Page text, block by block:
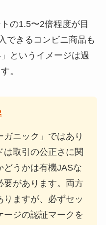
の1.5〜2倍程度が目
できるコンビニ商品も
というイメージは過
。
ガニック」ではあり
は取引の公正さに関
どうかは有機JASな
要があります。両方
りますが、必ずセッ
ージの認証マークを